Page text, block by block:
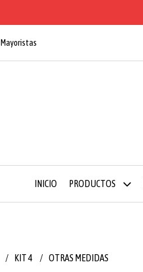
Mayoristas
INICIO PRODUCTOS
KIT 4 OTRAS MEDIDAS